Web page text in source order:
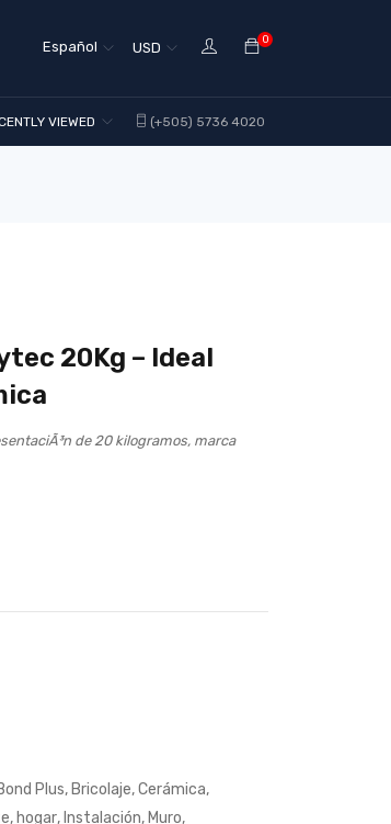
0
USD
Español
(+505) 5736 4020
VIEWED
20Kg – Ideal
de 20 kilogramos, marca
Plus, Bricolaje,Cerámica,
, hogar, Instalación, Muro,